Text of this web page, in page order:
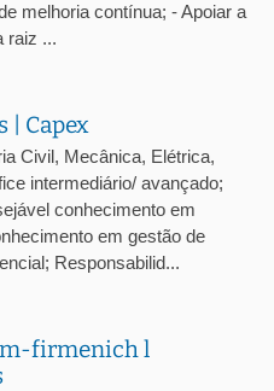
melhoria contínua; - Apoiar a
raiz ...
| Capex
Civil, Mecânica, Elétrica,
intermediário/ avançado;
conhecimento em
em gestão de
Responsabilid...
firmenich l